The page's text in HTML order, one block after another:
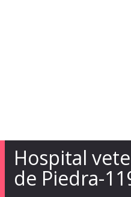
Hospital
de Piedra-